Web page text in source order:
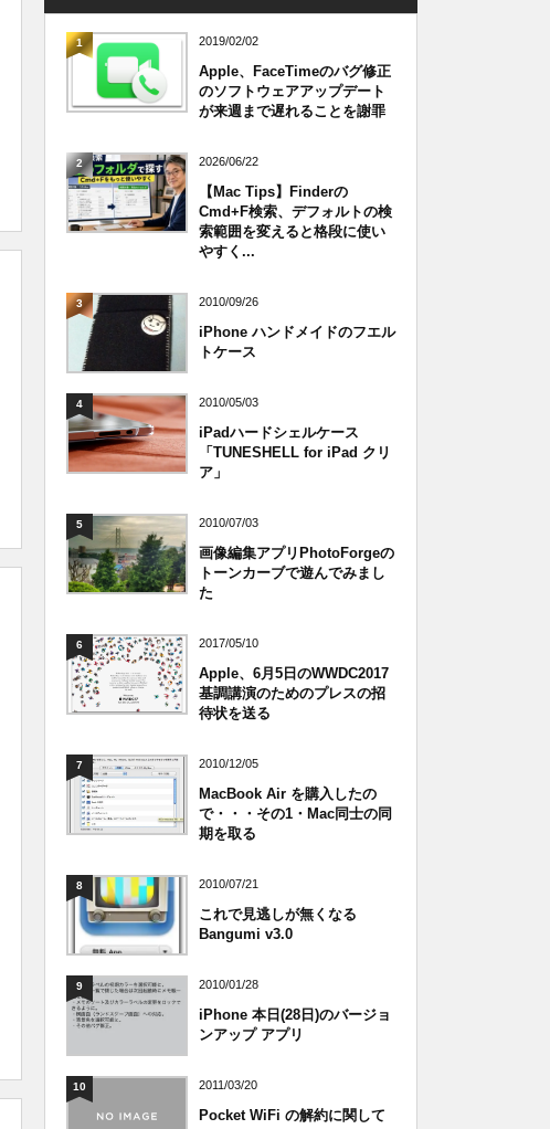
1 2019/02/02
Apple、FaceTimeのバグ修正
のソフトウェアアップデート
が来週まで遅れることを謝罪
2 2026/06/22
【Mac Tips】Finderの
Cmd+F検索、デフォルトの検
索範囲を変えると格段に使い
やすく...
3 2010/09/26
iPhone ハンドメイドのフエル
トケース
4 2010/05/03
iPadハードシェルケース
「TUNESHELL for iPad クリ
ア」
5 2010/07/03
画像編集アプリPhotoForgeの
トーンカーブで遊んでみまし
た
6 2017/05/10
Apple、6月5日のWWDC2017
基調講演のためのプレスの招
待状を送る
7 2010/12/05
MacBook Air を購入したの
で・・・その1・Mac同士の同
期を取る
8 2010/07/21
これで見逃しが無くなる
Bangumi v3.0
9 2010/01/28
iPhone 本日(28日)のバージョ
ンアップ アプリ
10 2011/03/20
Pocket WiFi の解約に関して